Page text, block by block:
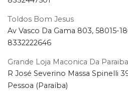
Toldos Bom Jesus
Av Vasco Da Gama 803, 58015-
8332222646
Grande Loja Maconica Da Paraiba
R José Severino Massa Spinelli
Pessoa (Paraíba)